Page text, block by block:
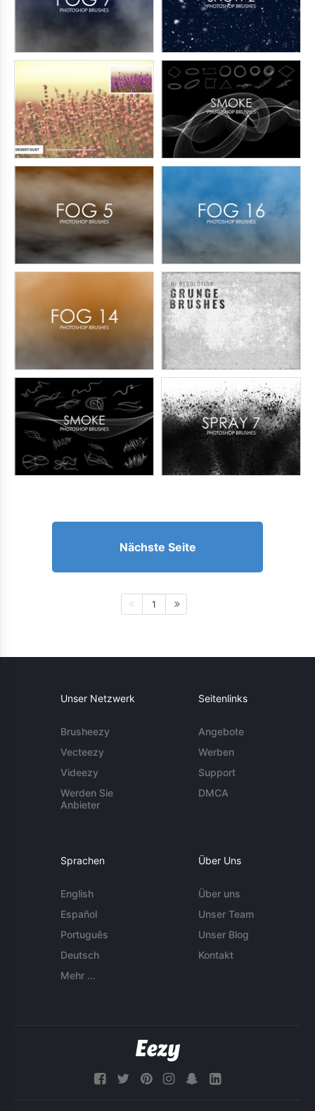
Nächste Seite
1
Unser Netzwerk
Brusheezy
Vecteezy
Videezy
Werden Sie
Anbieter
Seitenlinks
Angebote
Werben
Support
DMCA
Sprachen
English
Español
Português
Deutsch
Mehr ...
Über Uns
Über uns
Unser Team
Unser Blog
Kontakt